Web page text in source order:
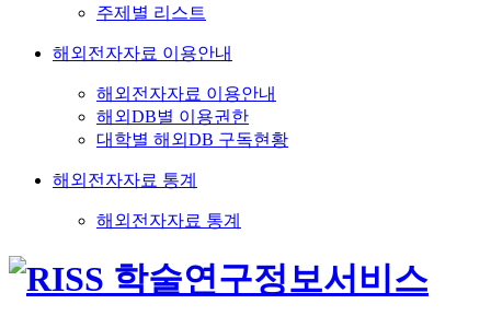
주제별 리스트
해외전자자료 이용안내
해외전자자료 이용안내
해외DB별 이용권한
대학별 해외DB 구독현황
해외전자자료 통계
해외전자자료 통계